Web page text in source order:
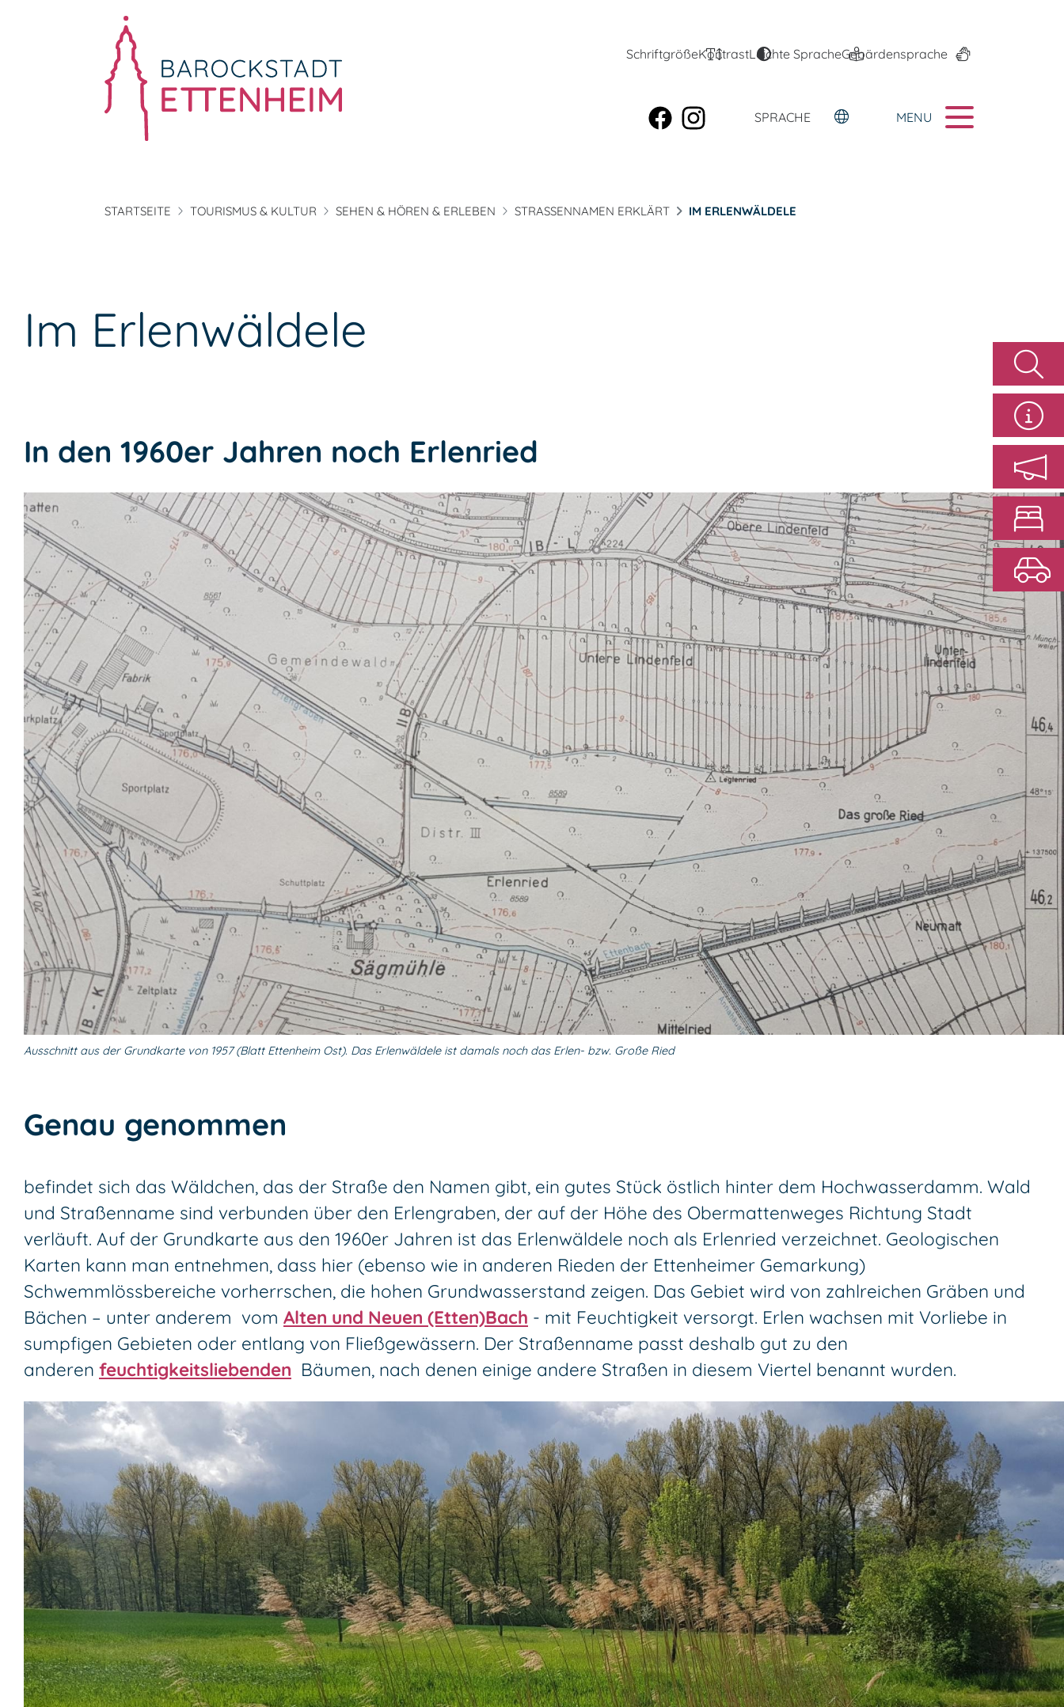
SchriftgrößeKontrastLeichte SpracheGebärdensprache
SPRACHE MENU
STARTSEITE TOURISMUS & KULTUR SEHEN & HÖREN & ERLEBEN STRASSENNAMEN ERKLÄRT IM ERLENWÄLDELE
Im Erlenwäldele
In den 1960er Jahren noch Erlenried
Ausschnitt aus der Grundkarte von 1957 (Blatt Ettenheim Ost). Das Erlenwäldele ist damals noch das Erlen- bzw. Große Ried
Genau genommen
befindet sich das Wäldchen, das der Straße den Namen gibt, ein gutes Stück östlich hinter dem Hochwasserdamm. Wald
und Straßenname sind verbunden über den Erlengraben, der auf der Höhe des Obermattenweges Richtung Stadt
verläuft. Auf der Grundkarte aus den 1960er Jahren ist das Erlenwäldele noch als Erlenried verzeichnet. Geologischen
Karten kann man entnehmen, dass hier (ebenso wie in anderen Rieden der Ettenheimer Gemarkung)
Schwemmlössbereiche vorherrschen, die hohen Grundwasserstand zeigen. Das Gebiet wird von zahlreichen Gräben und
Bächen – unter anderem vom Alten und Neuen (Etten)Bach - mit Feuchtigkeit versorgt. Erlen wachsen mit Vorliebe in
sumpfigen Gebieten oder entlang von Fließgewässern. Der Straßenname passt deshalb gut zu den
anderen feuchtigkeitsliebenden Bäumen, nach denen einige andere Straßen in diesem Viertel benannt wurden.